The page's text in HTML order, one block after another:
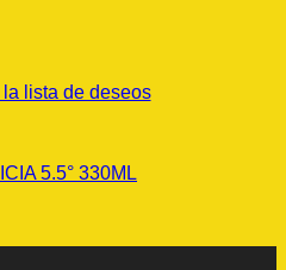
lista de deseos
5.5° 330ML